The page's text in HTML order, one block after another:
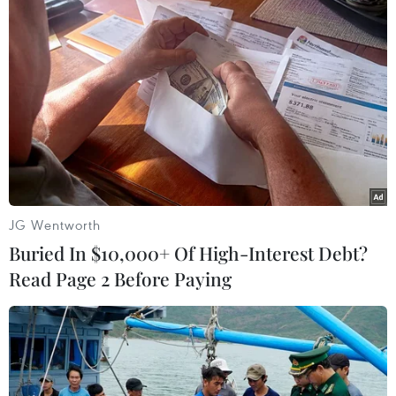
(TTXVN/Vietnam+)
#Lễ trao giải Oscar
#Truyền hình trực tiếp
#Oppenheimer
#Christopher Nolan Mỹ
JG Wentworth
Buried In $10,000+ Of High-Interest Debt?
Read Page 2 Before Paying